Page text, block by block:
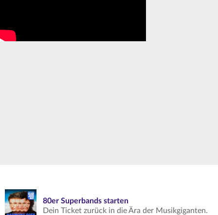
80er Superbands starten
Dein Ticket zurück in die Ära der Musikgiganten.